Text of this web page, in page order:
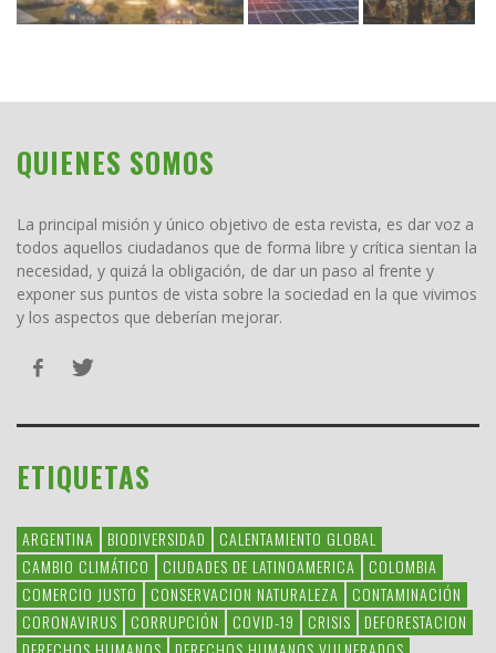
QUIENES SOMOS
La principal misión y único objetivo de esta revista, es dar voz a
todos aquellos ciudadanos que de forma libre y crítica sientan la
necesidad, y quizá la obligación, de dar un paso al frente y
exponer sus puntos de vista sobre la sociedad en la que vivimos
y los aspectos que deberían mejorar.
ETIQUETAS
ARGENTINA BIODIVERSIDAD
CALENTAMIENTO GLOBAL
CAMBIO CLIMÁTICO
CIUDADES DE LATINOAMERICA
COLOMBIA
COMERCIO JUSTO
CONSERVACION NATURALEZA
CONTAMINACIÓN
CORONAVIRUS
CORRUPCIÓN COVID-19 CRISIS
DEFORESTACION